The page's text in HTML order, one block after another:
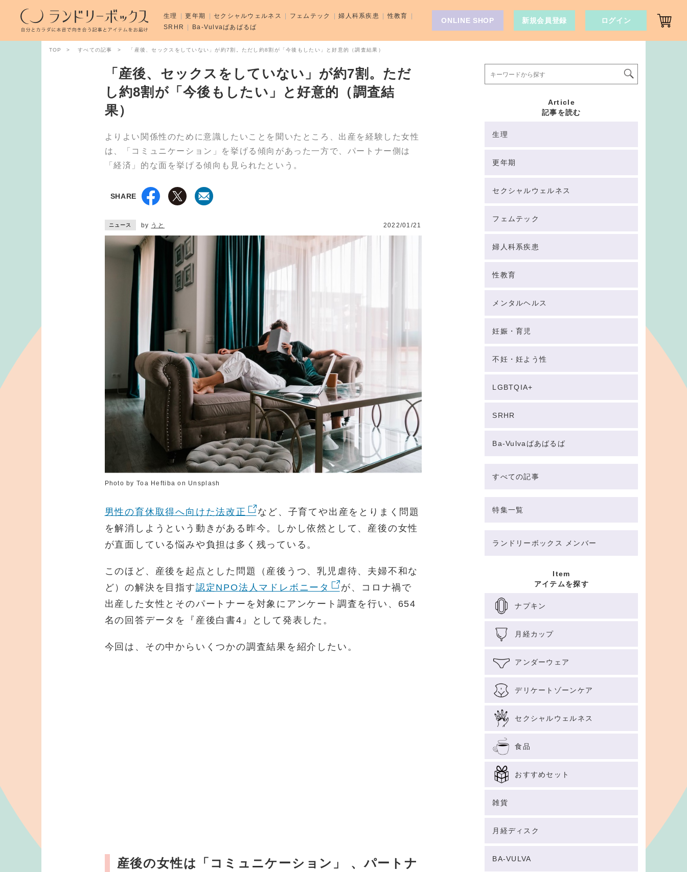
TOP すべての記事 「産後、セックスをしていない」が約7割。ただし約8割が「今後もしたい」と好意的（調査結果）
「産後、セックスをしていない」が約7割。ただ
し約8割が「今後もしたい」と好意的（調査結
果）
よりよい関係性のために意識したいことを聞いたところ、出産を経験した女性
は、「コミュニケーション」を挙げる傾向があった一方で、パートナー側は
「経済」的な面を挙げる傾向も見られたという。
SHARE
ニュース by うと 2022/01/21
Photo by Toa Heftiba on Unsplash
男性の育休取得へ向けた法改正
など、子育てや出産をとりまく問題
を解消しようという動きがある昨今。しかし依然として、産後の女性
が直面している悩みや負担は多く残っている。
このほど、産後を起点とした問題（産後うつ、乳児虐待、夫婦不和な
ど）の解決を目指す認定NPO法人マドレボニータ
が、コロナ禍で
出産した女性とそのパートナーを対象にアンケート調査を行い、654
名の回答データを『産後白書4』として発表した。
今回は、その中からいくつかの調査結果を紹介したい。
産後の女性は「コミュニケーション」 、パートナ
Article
記事を読む
生理
更年期
セクシャルウェルネス
フェムテック
婦人科系疾患
性教育
メンタルヘルス
妊娠・育児
不妊・妊よう性
LGBTQIA+
SRHR
Ba-Vulvaばあばるば
すべての記事
特集一覧
ランドリーボックス メンバー
Item
アイテムを探す
ナプキン
月経カップ
アンダーウェア
デリケートゾーンケア
セクシャルウェルネス
食品
おすすめセット
雑貨
月経ディスク
BA-VULVA
生理 更年期 セクシャルウェルネス フェムテック 婦人科系疾患
性教育
SRHR
Ba-Vulvaばあばるば
ONLINE SHOP 新規会員登録 ログイン